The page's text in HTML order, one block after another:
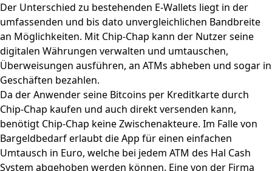
Der Unterschied zu bestehenden E-Wallets liegt in der
umfassenden und bis dato unvergleichlichen Bandbreite
an Möglichkeiten. Mit Chip-Chap kann der Nutzer seine
digitalen Währungen verwalten und umtauschen,
Überweisungen ausführen, an ATMs abheben und sogar in
Geschäften bezahlen.
Da der Anwender seine Bitcoins per Kreditkarte durch
Chip-Chap kaufen und auch direkt versenden kann,
benötigt Chip-Chap keine Zwischenakteure. Im Falle von
Bargeldbedarf erlaubt die App für einen einfachen
Umtausch in Euro, welche bei jedem ATM des Hal Cash
System abgehoben werden können. Eine von der Firma